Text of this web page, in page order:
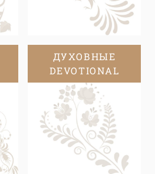
ДУХОВНЫЕ
DEVOTIONAL